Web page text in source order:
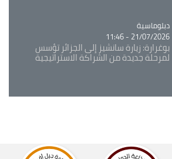
Catégorie
دبلوماسية
21/07/2026 - 11:46
بوغرارة: زيارة سانشيز إلى الجزائر تؤسس
لمرحلة جديدة من الشراكة الاستراتيجية